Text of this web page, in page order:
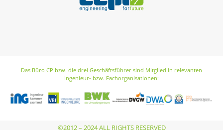
Das Büro CP bzw. die drei Geschäftsführer sind Mitglied in relevanten
Ingenieur- bzw. Fachorganisationen:
©2012 – 2024 ALL RIGHTS RESERVED